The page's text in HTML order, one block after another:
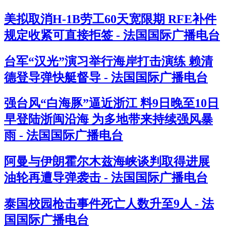
美拟取消H-1B劳工60天宽限期 RFE补件
规定收紧可直接拒签 - 法国国际广播电台
台军“汉光”演习举行海岸打击演练 赖清
德登导弹快艇督导 - 法国国际广播电台
强台风“白海豚”逼近浙江 料9日晚至10日
早登陆浙闽沿海 为多地带来持续强风暴
雨 - 法国国际广播电台
阿曼与伊朗霍尔木兹海峡谈判取得进展
油轮再遭导弹袭击 - 法国国际广播电台
泰国校园枪击事件死亡人数升至9人 - 法
国国际广播电台